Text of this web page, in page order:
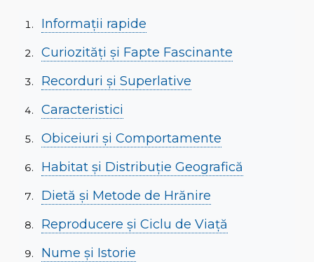
Informații rapide
Curiozități și Fapte Fascinante
Recorduri și Superlative
Caracteristici
Obiceiuri și Comportamente
Habitat și Distribuție Geografică
Dietă și Metode de Hrănire
Reproducere și Ciclu de Viață
Nume și Istorie